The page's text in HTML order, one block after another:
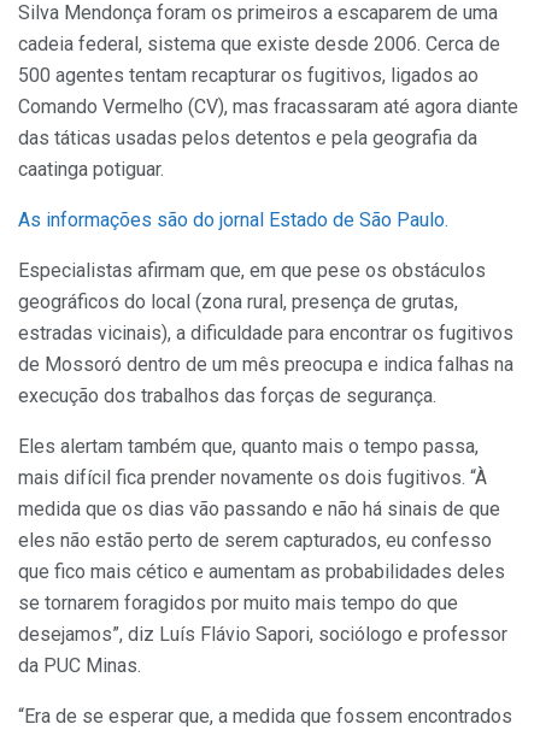
Silva Mendonça foram os primeiros a escaparem de uma
cadeia federal, sistema que existe desde 2006. Cerca de
500 agentes tentam recapturar os fugitivos, ligados ao
Comando Vermelho (CV), mas fracassaram até agora diante
das táticas usadas pelos detentos e pela geografia da
caatinga potiguar.
As informações são do jornal Estado de São Paulo.
Especialistas afirmam que, em que pese os obstáculos
geográficos do local (zona rural, presença de grutas,
estradas vicinais), a dificuldade para encontrar os fugitivos
de Mossoró dentro de um mês preocupa e indica falhas na
execução dos trabalhos das forças de segurança.
Eles alertam também que, quanto mais o tempo passa,
mais difícil fica prender novamente os dois fugitivos. “À
medida que os dias vão passando e não há sinais de que
eles não estão perto de serem capturados, eu confesso
que fico mais cético e aumentam as probabilidades deles
se tornarem foragidos por muito mais tempo do que
desejamos”, diz Luís Flávio Sapori, sociólogo e professor
da PUC Minas.
“Era de se esperar que, a medida que fossem encontrados